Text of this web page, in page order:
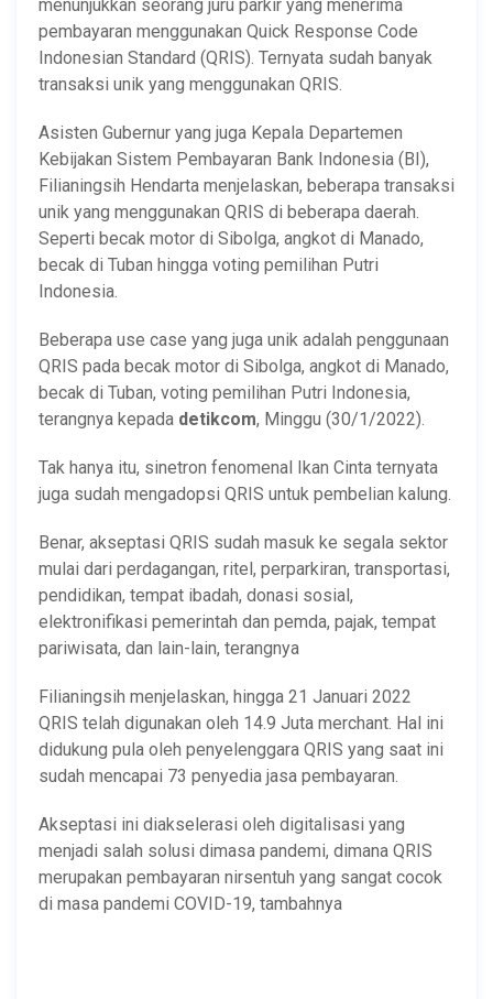
menunjukkan seorang juru parkir yang menerima
pembayaran menggunakan Quick Response Code
Indonesian Standard (QRIS). Ternyata sudah banyak
transaksi unik yang menggunakan QRIS.
Asisten Gubernur yang juga Kepala Departemen
Kebijakan Sistem Pembayaran Bank Indonesia (BI),
Filianingsih Hendarta menjelaskan, beberapa transaksi
unik yang menggunakan QRIS di beberapa daerah.
Seperti becak motor di Sibolga, angkot di Manado,
becak di Tuban hingga voting pemilihan Putri
Indonesia.
Beberapa use case yang juga unik adalah penggunaan
QRIS pada becak motor di Sibolga, angkot di Manado,
becak di Tuban, voting pemilihan Putri Indonesia,
terangnya kepada detikcom, Minggu (30/1/2022).
Tak hanya itu, sinetron fenomenal Ikan Cinta ternyata
juga sudah mengadopsi QRIS untuk pembelian kalung.
Benar, akseptasi QRIS sudah masuk ke segala sektor
mulai dari perdagangan, ritel, perparkiran, transportasi,
pendidikan, tempat ibadah, donasi sosial,
elektronifikasi pemerintah dan pemda, pajak, tempat
pariwisata, dan lain-lain, terangnya
Filianingsih menjelaskan, hingga 21 Januari 2022
QRIS telah digunakan oleh 14.9 Juta merchant. Hal ini
didukung pula oleh penyelenggara QRIS yang saat ini
sudah mencapai 73 penyedia jasa pembayaran.
Akseptasi ini diakselerasi oleh digitalisasi yang
menjadi salah solusi dimasa pandemi, dimana QRIS
merupakan pembayaran nirsentuh yang sangat cocok
di masa pandemi COVID-19, tambahnya